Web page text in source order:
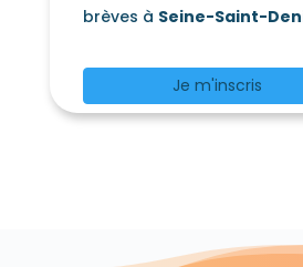
brèves à Seine-Saint-
Je m'inscris